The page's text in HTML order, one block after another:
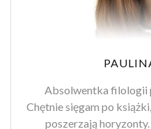
Absolwentka filologii
Chętnie sięgam po
poszerzają